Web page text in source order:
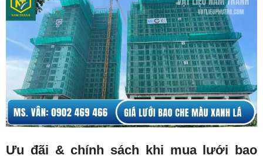
Ưu đãi & chính sách khi mua lưới bao